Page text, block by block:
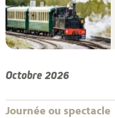
Octobre 2026
Journée ou spectacle